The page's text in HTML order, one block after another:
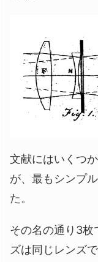
文献にはいくつ
が、最もシンプ
た。
その名の通り3枚
ズは同じレンズ